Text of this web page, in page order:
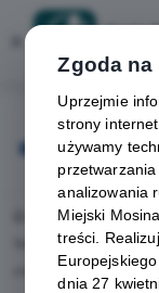
× Szybciej,
Home Lista
Spektakl muzyczny w
Zgoda na
Uprzejmie
strony
używamy
analizowania
Miejski
treści.
dnia 27